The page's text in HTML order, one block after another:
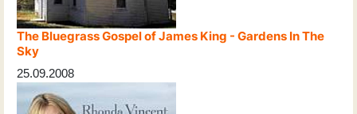
The Bluegrass Gospel of James King - Gardens In The
Sky
25.09.2008